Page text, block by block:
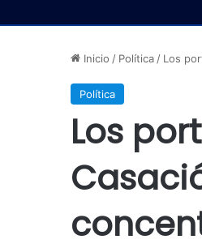
Inicio / Política / Los
Política
Los